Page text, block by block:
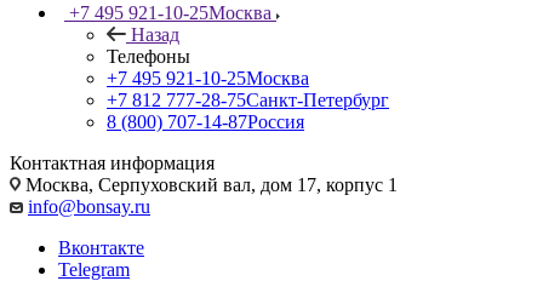
+7 495 921-10-25Москва
Назад
Телефоны
+7 495 921-10-25Москва
+7 812 777-28-75Санкт-Петербург
8 (800) 707-14-87Россия
Контактная информация
Москва, Cерпуховский вал, дом 17, корпус 1
info@bonsay.ru
Вконтакте
Telegram